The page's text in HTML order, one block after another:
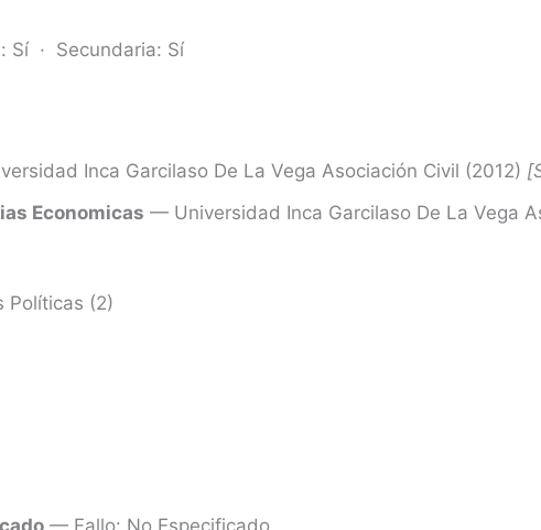
Sí · Secundaria: Sí
Inca Garcilaso De La Vega Asociación Civil (2012)
Economicas — Universidad Inca Garcilaso De La Vega
Políticas (2)